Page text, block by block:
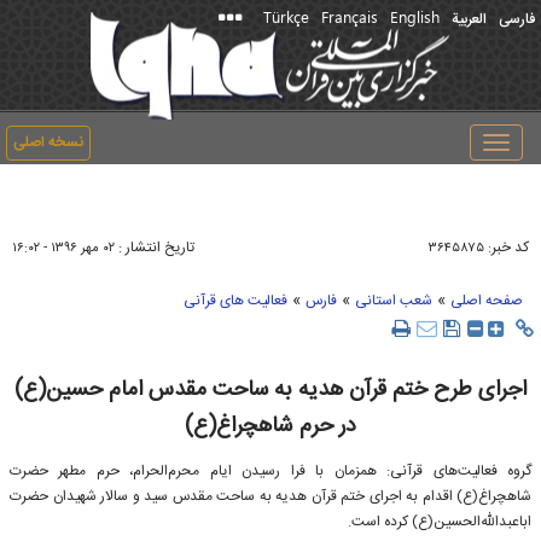
فارسی العربیة English
Français
Türkçe
نسخه اصلی
Toggle
navigation
کد خبر: ۳۶۴۵۸۷۵ تاریخ انتشار : ۰۲ مهر ۱۳۹۶ - ۱۶:۰۲
صفحه اصلی » شعب استانی » فارس » فعالیت های قرآنی
اجرای طرح ختم قرآن هدیه به ساحت مقدس امام حسین(ع)
در حرم شاهچراغ(ع)
گروه فعالیت‌های قرآنی: همزمان با فرا رسیدن ایام‌ محرم‌الحرام، حرم مطهر حضرت
شاهچراغ(ع) اقدام به اجرای ختم قرآن هدیه به ساحت مقدس سید و سالار شهیدان حضرت
اباعبدالله‌الحسین(ع) كرده است.